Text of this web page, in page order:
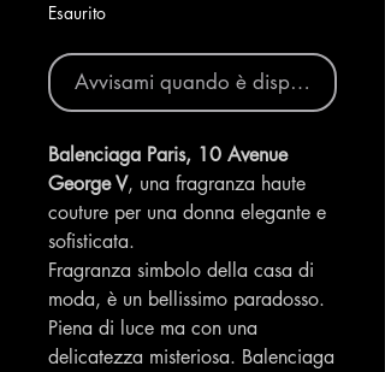
Esaurito
Avvisami quando è disponibile
Balenciaga Paris, 10 Avenue
George V, una fragranza haute
couture per una donna elegante e
sofisticata.
Fragranza simbolo della casa di
moda, è un bellissimo paradosso.
Piena di luce ma con una
delicatezza misteriosa. Balenciaga